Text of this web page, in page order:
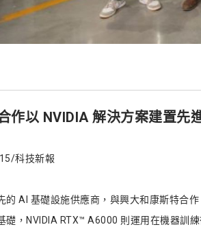
作以 NVIDIA 解決方案建置先
科技新報
的 AI 基礎設施供應商，與興大和康斯特合
礎，NVIDIA RTX™ A6000 則運用在機器訓